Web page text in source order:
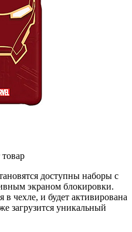
доступны наборы с
экраном блокировки.
в чехле, и будет активирована
загрузится уникальный